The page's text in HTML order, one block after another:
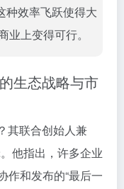
种效率飞跃使得大
上变得可行。
生态战略与市
其联合创始人兼
他指出，许多企业
作和发布的“最后一